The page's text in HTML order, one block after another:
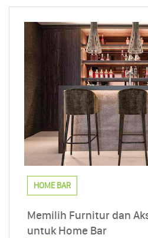
HOME BAR
Memilih Furnitur dan
untuk Home Bar